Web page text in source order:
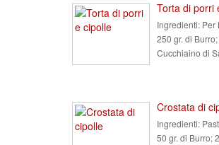
Torta di porri
Ingredienti: Per
250 gr. di
Cucchiaino di
Crostata di
Ingredienti:
50 gr. di Burro;